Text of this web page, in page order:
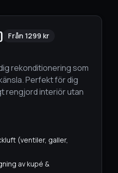
Från 1299 kr
rekonditionering som
Perfekt för dig
rengjord interiör utan
(ventiler, galler,
av kupé &